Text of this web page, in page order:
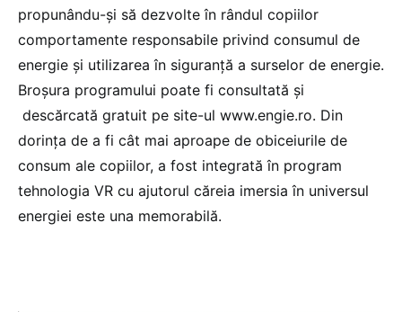
propunându-și să dezvolte în rândul copiilor
comportamente responsabile privind consumul de
energie și utilizarea în siguranță a surselor de energie.
Broșura programului poate fi consultată și
descărcată gratuit pe site-ul www.engie.ro. Din
dorința de a fi cât mai aproape de obiceiurile de
consum ale copiilor, a fost integrată în program
tehnologia VR cu ajutorul căreia imersia în universul
energiei este una memorabilă.